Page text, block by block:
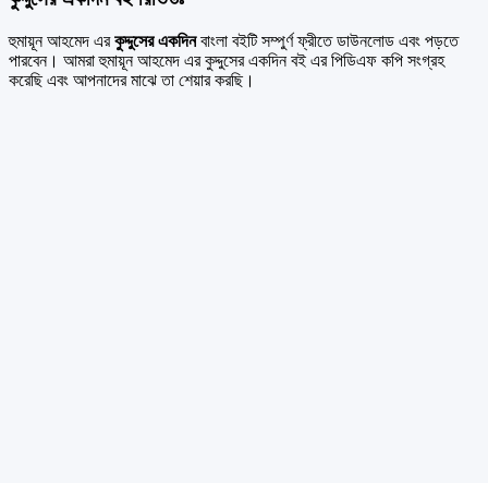
হুমায়ূন আহমেদ এরকুদ্দুসের একদিনবাংলা বইটি সম্পুর্ণ ফ্রীতে ডাউনলোড এবং পড়তে
পারবেন। আমরা হুমায়ূন আহমেদ এর কুদ্দুসের একদিন বই এর পিডিএফ কপি সংগ্রহ
করেছি এবং আপনাদের মাঝে তা শেয়ার করছি।